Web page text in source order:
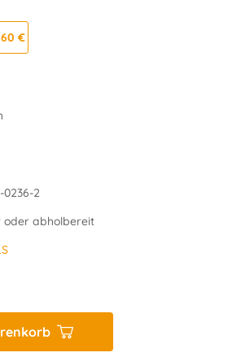
€
0236-2
abholbereit